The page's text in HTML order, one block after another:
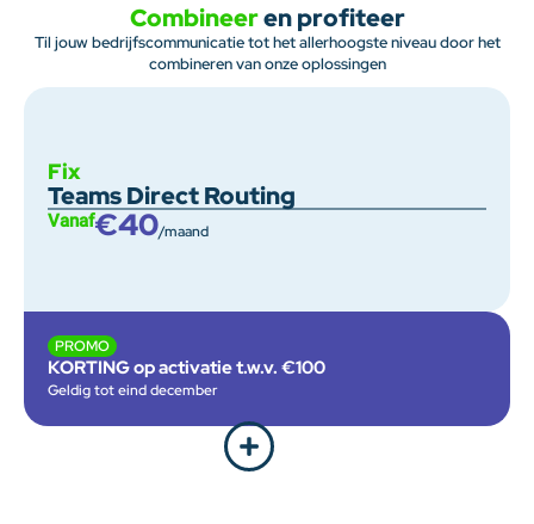
Combineeren profiteer
Til jouw bedrijfscommunicatie tot het allerhoogste niveau door het
combineren van onze oplossingen
Fix
Vanaf€40/maand
Teams Direct Routing
PROMO
KORTING op activatie t.w.v. €100
Geldig tot eind december